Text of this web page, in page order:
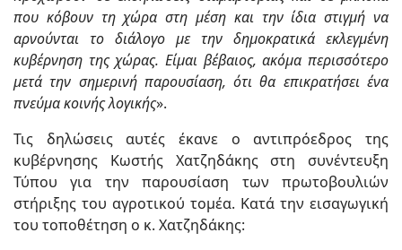
που κόβουν τη χώρα στη μέση και την ίδια στιγμή να
αρνούνται το διάλογο με την δημοκρατικά εκλεγμένη
κυβέρνηση της χώρας. Είμαι βέβαιος, ακόμα περισσότερο
μετά την σημερινή παρουσίαση, ότι θα επικρατήσει ένα
πνεύμακοινής λογικής».
Τις δηλώσεις αυτές έκανε ο αντιπρόεδρος της
κυβέρνησης Κωστής Χατζηδάκης στη συνέντευξη
Τύπου για την παρουσίαση των πρωτοβουλιών
στήριξης του αγροτικού τομέα. Κατά την εισαγωγική
του τοποθέτηση ο κ. Χατζηδάκης: